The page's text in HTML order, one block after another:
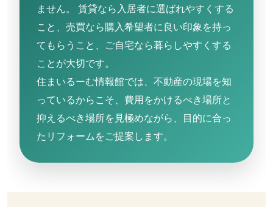
ません。 賃貸なら入居者に選ばれやすくする
こと、売買なら購入希望者に良い印象を持っ
てもらうこと、ご自宅なら暮らしやすくする
ことが大切です。
住まいるーむ情報館では、不動産の現場を知
っているからこそ、費用をかけるべき場所と
抑えるべき場所を見極めながら、目的に合っ
たリフォームをご提案します。